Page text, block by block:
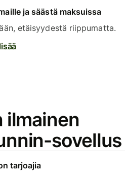
ja säästä maksuissa
etäisyydestä riippumatta.
ilmainen
sovellus
tarjoajia